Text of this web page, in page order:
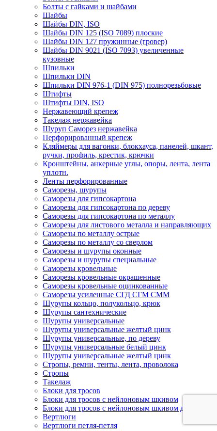
Болты с гайками и шайбами
Шайбы
Шайбы DIN, ISO
Шайбы DIN 125 (ISO 7089) плоские
Шайбы DIN 127 пружинные (гровер)
Шайбы DIN 9021 (ISO 7093) увеличенные
кузовные
Шпильки
Шпильки DIN
Шпильки DIN 976-1 (DIN 975) полнорезьбовые
Штифты
Штифты DIN, ISO
Нержавеющий крепеж
Такелаж нержавейка
Шуруп Саморез нержавейка
Перфорированный крепеж
Кляймеры для вагонки, блокхауса, панелей, шкант,
ручки, профиль, крестик, крючки
Кронштейны, анкерные углы, опоры, лента, лента
уплотн.
Ленты перфорированные
Саморезы, шурупы
Саморезы для гипсокартона
Саморезы для гипсокартона по дереву
Саморезы для гипсокартона по металлу
Саморезы для листового металла и направляющих
Саморезы по металлу острые
Саморезы по металлу со сверлом
Саморезы и шурупы оконные
Саморезы и шурупы специальные
Саморезы кровельные
Саморезы кровельные окрашенные
Саморезы кровельные оцинкованные
Саморезы усиленные СГД СГМ СММ
Шурупы кольцо, полукольцо, крюк
Шурупы сантехнические
Шурупы универсальные
Шурупы универсальные желтый цинк
Шурупы универсальные, по дереву
Шурупы универсальные белый цинк
Шурупы универсальные желтый цинк
Стропы, ремни, тенты, лента, проволока
Стропы
Такелаж
Блоки для тросов
Блоки для тросов с нейлоновым шкивом
Блоки для тросов с нейлоновым шкивом двойные
Вертлюги
Вертлюги петля-петля